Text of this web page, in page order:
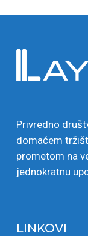
Privredno
domaćem
prometom na
jednokratnu
LINKOVI